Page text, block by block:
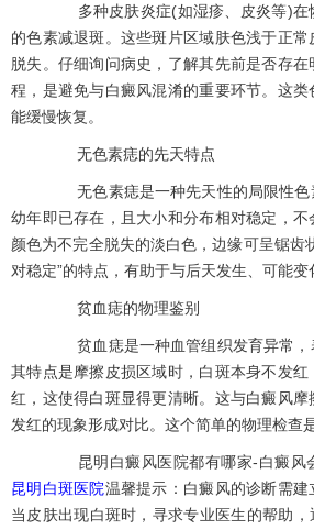
多种皮肤炎症(如湿疹、皮炎等)在
的色素减退斑。这些斑片区域肤色浅于正
脱失。仔细询问病史，了解其先前是否存
程，是避免与白癜风混淆的重要环节。这
能缓慢恢复。
无色素痣的先天特点
无色素痣是一种先天性的局限性色
幼年即已存在，且大小和分布相对稳定，
颜色为不完全脱失的淡白色，边缘可呈锯齿
对稳定”的特点，有助于与后天发生、可能变
贫血痣的物理鉴别
贫血痣是一种血管组织发育异常，
其特点是摩擦皮损区域时，白斑本身不发红
红，这使得白斑显得更清晰。这与白癜风
发红的现象形成对比。这个简单的物理检查
昆明白癜风医院都有哪家-白癜风
昆明白斑医院温馨提示：白癜风的诊断需建
当皮肤出现白斑时，寻求专业医生的帮助